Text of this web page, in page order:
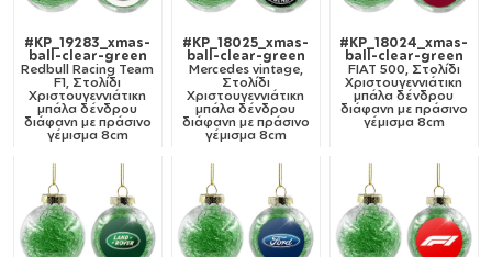
#KP_19283_xmas-
ball-clear-green
Redbull Racing Team
F1, Στολίδι
Χριστουγεννιάτικη
μπάλα δένδρου
διάφανη με πράσινο
γέμισμα 8cm
#KP_18025_xmas-
ball-clear-green
Mercedes vintage,
Στολίδι
Χριστουγεννιάτικη
μπάλα δένδρου
διάφανη με πράσινο
γέμισμα 8cm
#KP_18024_xmas-
ball-clear-green
FIAT 500, Στολίδι
Χριστουγεννιάτικη
μπάλα δένδρου
διάφανη με πράσινο
γέμισμα 8cm